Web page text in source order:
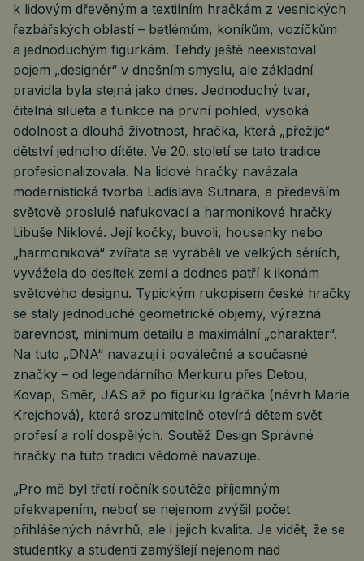
k lidovým dřevěným a textilním hračkám z vesnických
řezbářských oblastí – betlémům, koníkům, vozíčkům
a jednoduchým figurkám. Tehdy ještě neexistoval
pojem „designér“ v dnešním smyslu, ale základní
pravidla byla stejná jako dnes. Jednoduchý tvar,
čitelná silueta a funkce na první pohled, vysoká
odolnost a dlouhá životnost, hračka, která „přežije“
dětství jednoho dítěte. Ve 20. století se tato tradice
profesionalizovala. Na lidové hračky navázala
modernistická tvorba Ladislava Sutnara, a především
světově proslulé nafukovací a harmonikové hračky
Libuše Niklové. Její kočky, buvoli, housenky nebo
„harmoniková“ zvířata se vyráběli ve velkých sériích,
vyvážela do desítek zemí a dodnes patří k ikonám
světového designu. Typickým rukopisem české hračky
se staly jednoduché geometrické objemy, výrazná
barevnost, minimum detailu a maximální „charakter“.
Na tuto „DNA“ navazují i poválečné a současné
značky – od legendárního Merkuru přes Detou,
Kovap, Směr, JAS až po figurku Igráčka (návrh Marie
Krejchová), která srozumitelně otevírá dětem svět
profesí a rolí dospělých. Soutěž Design Správné
hračky na tuto tradici vědomě navazuje.
„Pro mě byl třetí ročník soutěže příjemným
překvapením, neboť se nejenom zvýšil počet
přihlášených návrhů, ale i jejich kvalita. Je vidět, že se
studentky a studenti zamýšlejí nejenom nad